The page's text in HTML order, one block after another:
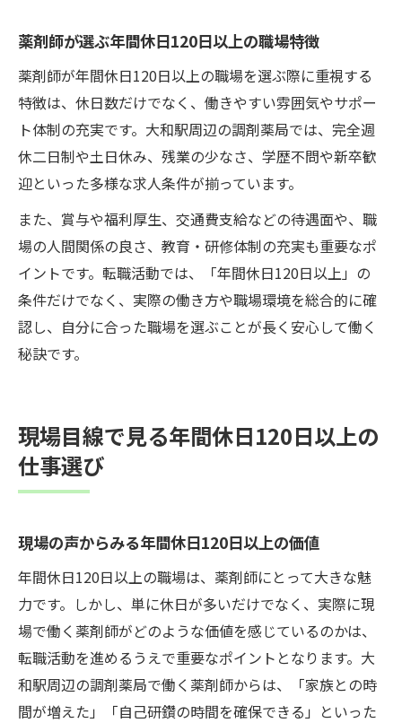
薬剤師が選ぶ年間休日120日以上の職場特徴
薬剤師が年間休日120日以上の職場を選ぶ際に重視する
特徴は、休日数だけでなく、働きやすい雰囲気やサポー
ト体制の充実です。大和駅周辺の調剤薬局では、完全週
休二日制や土日休み、残業の少なさ、学歴不問や新卒歓
迎といった多様な求人条件が揃っています。
また、賞与や福利厚生、交通費支給などの待遇面や、職
場の人間関係の良さ、教育・研修体制の充実も重要なポ
イントです。転職活動では、「年間休日120日以上」の
条件だけでなく、実際の働き方や職場環境を総合的に確
認し、自分に合った職場を選ぶことが長く安心して働く
秘訣です。
現場目線で見る年間休日120日以上の
仕事選び
現場の声からみる年間休日120日以上の価値
年間休日120日以上の職場は、薬剤師にとって大きな魅
力です。しかし、単に休日が多いだけでなく、実際に現
場で働く薬剤師がどのような価値を感じているのかは、
転職活動を進めるうえで重要なポイントとなります。大
和駅周辺の調剤薬局で働く薬剤師からは、「家族との時
間が増えた」「自己研鑽の時間を確保できる」といった